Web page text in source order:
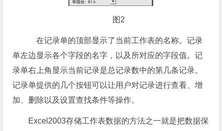
图2
在记录单的顶部显示了当前工作表的名称。记录
单左边显示各个字段的名字，以及所对应的字段值。记
录单右上角显示当前记录是总记录数中的第几条记录。
记录单提供的几个按钮可以让用户对记录进行查看、增
加、删除以及设置查找条件等操作。
Excel2003存储工作表数据的方法之一就是把数据保